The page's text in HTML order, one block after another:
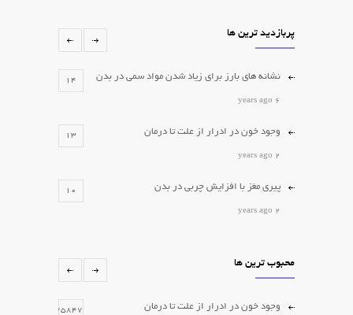
پربازدید ترین ها
نشانه های بارز برای زیاد شدن مواد سمی در بدن 14
6 years ago
وجود خون در ادرار از علت تا درمان 13
2 years ago
پیری مغز با افزایش چربی در بدن 10
2 years ago
2 years ago
6
محبوب ترین ها
وجود خون در ادرار از علت تا درمان 75847